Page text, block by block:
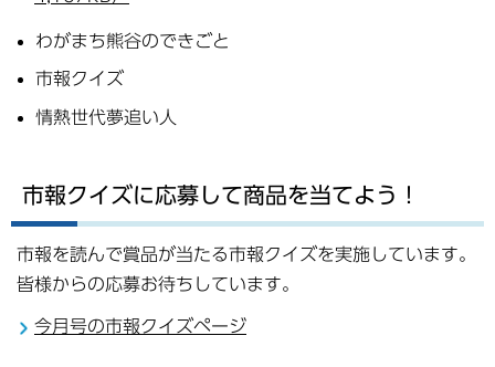
わがまち熊谷のできごと
市報クイズ
情熱世代夢追い人
市報クイズに応募して商品を当てよう！
市報を読んで賞品が当たる市報クイズを実施しています。
皆様からの応募お待ちしています。
今月号の市報クイズページ